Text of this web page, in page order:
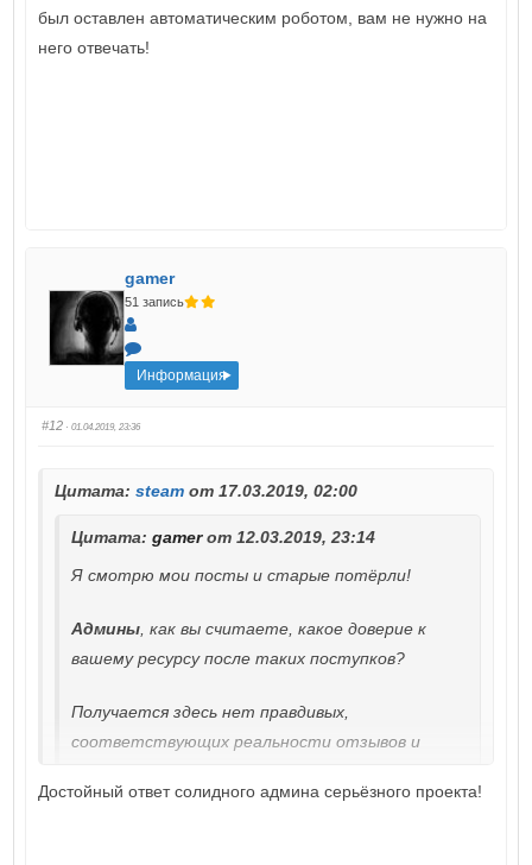
P.S. Трите и этот пост, чего уж там!
был оставлен автоматическим роботом, вам не нужно на
него отвечать!
gamer
51 запись
Информация
#12 · 01.04.2019, 23:36
Цитата:steam от 17.03.2019, 02:00
Цитата:gamerот 12.03.2019, 23:14
Я смотрю мои посты и старые потёрли!
Админы , как вы считаете, какое доверие к
вашему ресурсу после таких поступков?
Получается здесь нет правдивых,
соответствующих реальности отзывов и
Достойный ответ солидного админа серьёзного проекта!